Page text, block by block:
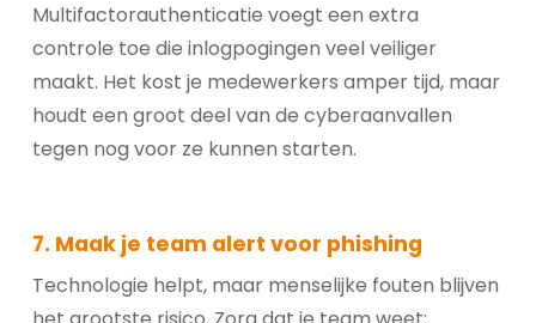
Multifactorauthenticatie voegt een extra
controle toe die inlogpogingen veel veiliger
maakt. Het kost je medewerkers amper tijd, maar
houdt een groot deel van de cyberaanvallen
tegen nog voor ze kunnen starten.
7. Maak je team alert voor phishing
Technologie helpt, maar menselijke fouten blijven